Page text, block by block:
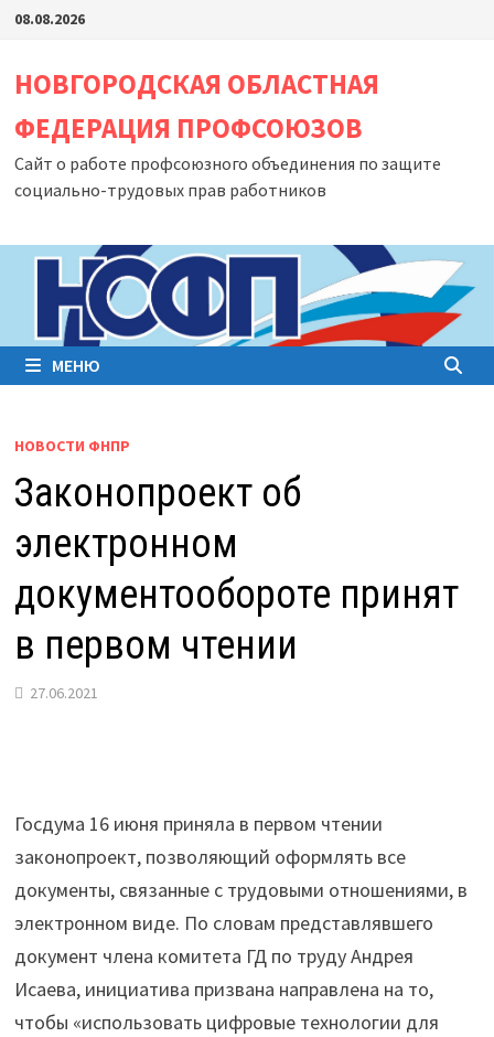
Перейти
содержимому
08.08.2026
НОВГОРОДСКАЯ ОБЛАСТНАЯ
ФЕДЕРАЦИЯ ПРОФСОЮЗОВ
Сайт о работе профсоюзного объединения по защите
социально-трудовых прав работников
МЕНЮ
НОВОСТИ ФНПР
Законопроект об
электронном
документообороте принят
в первом чтении
27.06.2021
Госдума 16 июня приняла в первом чтении
законопроект, позволяющий оформлять все
документы, связанные с трудовыми отношениями, в
электронном виде. По словам представлявшего
документ члена комитета ГД по труду Андрея
Исаева, инициатива призвана направлена на то,
чтобы «использовать цифровые технологии для